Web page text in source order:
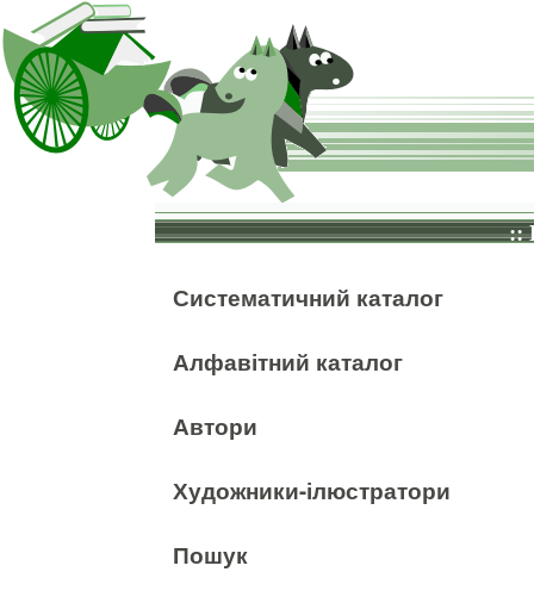
::
Систематичний каталог
Алфавітний каталог
Автори
Художники-ілюстратори
Пошук